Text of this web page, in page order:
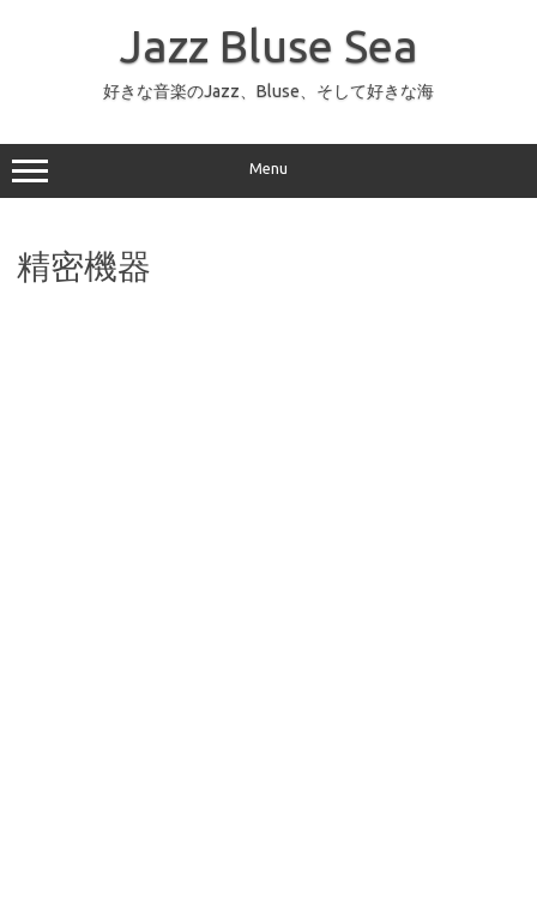
ッ
プ
Jazz Bluse Sea
好きな音楽のJazz、Bluse、そして好きな海
Menu
精密機器